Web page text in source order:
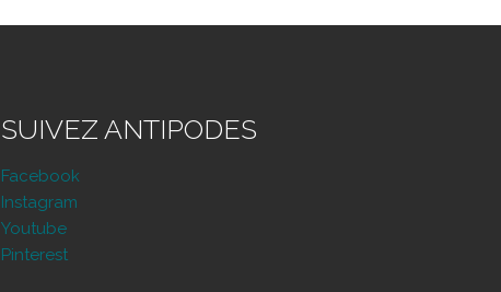
SUIVEZ ANTIPODES
Facebook
Instagram
Youtube
Pinterest